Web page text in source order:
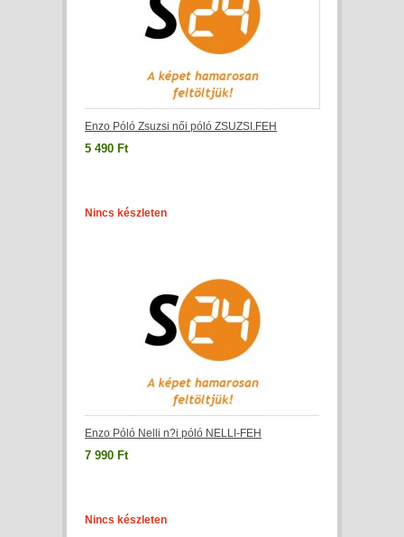
Enzo Póló Zsuzsi női póló ZSUZSI.FEH
5 490 Ft
Nincs készleten
Enzo Póló Nelli n?i póló NELLI-FEH
7 990 Ft
Nincs készleten